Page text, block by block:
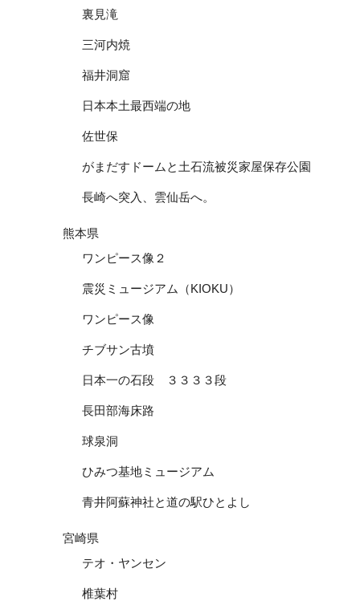
裏見滝
三河内焼
福井洞窟
日本本土最西端の地
佐世保
がまだすドームと土石流被災家屋保存公園
長崎へ突入、雲仙岳へ。
熊本県
ワンピース像２
震災ミュージアム（KIOKU）
ワンピース像
チブサン古墳
日本一の石段 ３３３３段
長田部海床路
球泉洞
ひみつ基地ミュージアム
青井阿蘇神社と道の駅ひとよし
宮崎県
テオ・ヤンセン
椎葉村